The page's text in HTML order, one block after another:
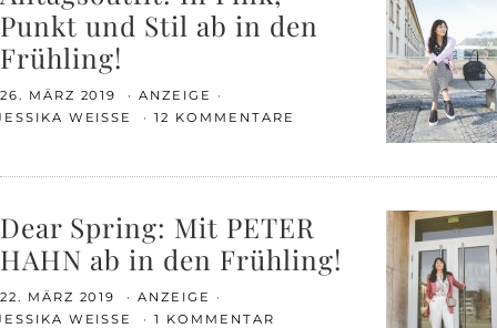
Punkt und Stil ab in den
Frühling!
26. MÄRZ 2019
ANZEIGE
WEISSE
12 KOMMENTARE
Dear Spring: Mit PETER
HAHN ab in den Frühling!
22. MÄRZ 2019
ANZEIGE
WEISSE
1 KOMMENTAR